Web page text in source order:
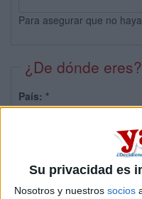
Su privacidad es
Nosotros y nuestros socios
Para asegurar que no
¿De dónde eres?
País: *